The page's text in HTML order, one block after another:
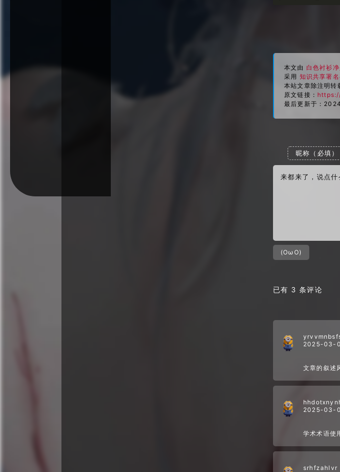
本文由 白色衬衫
采用 知识共享署
本站文章除注明转
原文链接：
最后更新于：
(OωO)
已有 3 条评论
2025-03-
文章的叙述
2025-03-
学术术语使
srhfzahlvr